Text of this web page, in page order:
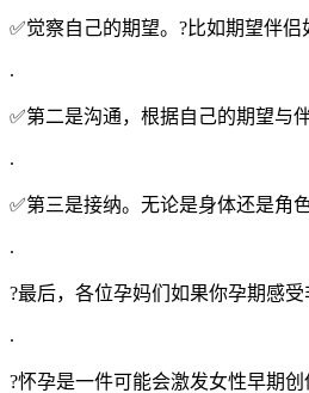
✅觉察自己的期望。?比如期望伴
.
✅第二是沟通，根据自己的期望与
.
✅第三是接纳。无论是身体还是角
.
?最后，各位孕妈们如果你孕期感
.
?怀孕是一件可能会激发女性早期